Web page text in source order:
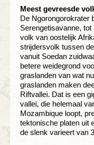
Meest gevreesde
De Ngorongorokrater
Serengetisavanne,
volk van oostelijk
strijdersvolk tussen
vanuit Soedan
betere weidegrond
graslanden van wat
graslanden maken
Riftvallei. Dat is een
vallei, die helemaal
Mozambique loopt,
tektonische platen uit
de slenk varieert van